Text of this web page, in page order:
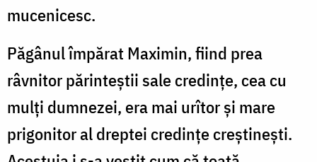
mucenicesc.
Păgânul împărat Maximin, fiind prea
râvnitor părinteștii sale credințe, cea cu
mulți dumnezei, era mai urîtor și mare
prigonitor al dreptei credințe creștinești.